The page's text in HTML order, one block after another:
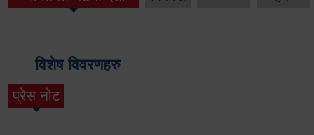
विशेष विवरणहरु
प्रेस नोट